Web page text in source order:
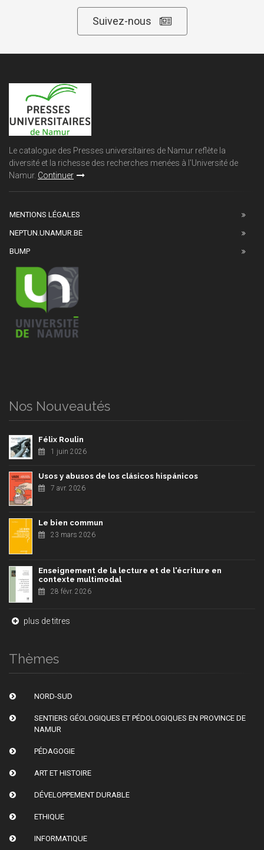
Suivez-nous
Le catalogue des Presses universitaires de Namur reflète la
diversité et la richesse des recherches menées à l'Université de
Namur. Continuer
MENTIONS LÉGALES
NEPTUN.UNAMUR.BE
BUMP
Nos Nouveautés
Félix Roulin
1 juin 2026
Usos y abusos de los clásicos hispánicos
7 avr. 2026
Le bien commun
23 mars 2026
Enseignement de la lecture et de l'écriture en
contexte multimodal
28 févr. 2026
plus de titres
Thèmes
NORD-SUD
SENTIERS GÉOLOGIQUES ET PÉDOLOGIQUES EN PROVINCE DE
NAMUR
PÉDAGOGIE
ART ET HISTOIRE
DÉVELOPPEMENT DURABLE
ETHIQUE
INFORMATIQUE